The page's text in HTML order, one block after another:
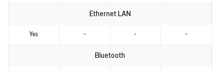
Ethernet LAN
Yes - - -
Bluetooth